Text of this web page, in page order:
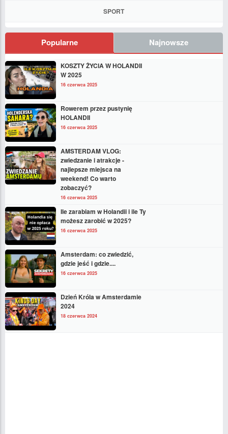
SPORT
Popularne Najnowsze
KOSZTY ŻYCIA W HOLANDII
W 2025
16 czerwca 2025
Rowerem przez pustynię
HOLANDII
16 czerwca 2025
AMSTERDAM VLOG:
zwiedzanie i atrakcje -
najlepsze miejsca na
weekend! Co warto
zobaczyć?
16 czerwca 2025
Ile zarabiam w Holandii i ile Ty
możesz zarobić w 2025?
16 czerwca 2025
Amsterdam: co zwiedzić,
gdzie jeść i gdzie....
16 czerwca 2025
Dzień Króla w Amsterdamie
2024
18 czerwca 2024